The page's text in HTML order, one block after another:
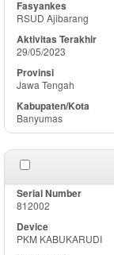
RSUD Ajibarang
29/05/2023
Jawa Tengah
Banyumas
812002
PKM KABUKARUDI